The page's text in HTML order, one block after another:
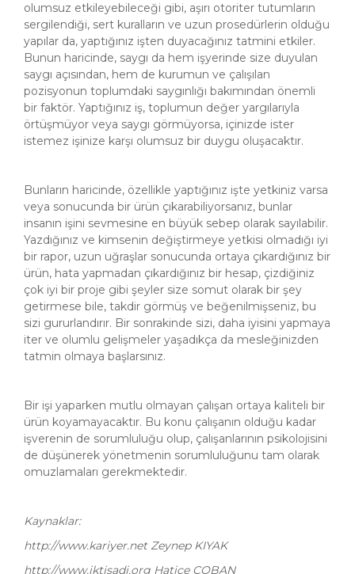
olumsuz etkileyebileceği gibi, aşırı otoriter tutumların
sergilendiği, sert kuralların ve uzun prosedürlerin olduğu
yapılar da, yaptığınız işten duyacağınız tatmini etkiler.
Bunun haricinde, saygı da hem işyerinde size duyulan
saygı açısından, hem de kurumun ve çalışılan
pozisyonun toplumdaki saygınlığı bakımından önemli
bir faktör. Yaptığınız iş, toplumun değer yargılarıyla
örtüşmüyor veya saygı görmüyorsa, içinizde ister
istemez işinize karşı olumsuz bir duygu oluşacaktır.
Bunların haricinde, özellikle yaptığınız işte yetkiniz varsa
veya sonucunda bir ürün çıkarabiliyorsanız, bunlar
insanın işini sevmesine en büyük sebep olarak sayılabilir.
Yazdığınız ve kimsenin değiştirmeye yetkisi olmadığı iyi
bir rapor, uzun uğraşlar sonucunda ortaya çıkardığınız bir
ürün, hata yapmadan çıkardığınız bir hesap, çizdiğiniz
çok iyi bir proje gibi şeyler size somut olarak bir şey
getirmese bile, takdir görmüş ve beğenilmişseniz, bu
sizi gururlandırır. Bir sonrakinde sizi, daha iyisini yapmaya
iter ve olumlu gelişmeler yaşadıkça da mesleğinizden
tatmin olmaya başlarsınız.
Bir işi yaparken mutlu olmayan çalışan ortaya kaliteli bir
ürün koyamayacaktır. Bu konu çalışanın olduğu kadar
işverenin de sorumluluğu olup, çalışanlarının psikolojisini
de düşünerek yönetmenin sorumluluğunu tam olarak
omuzlamaları gerekmektedir.
Kaynaklar:
http://www.kariyer.net Zeynep KIYAK
http://www.iktisadi.org Hatice ÇOBAN